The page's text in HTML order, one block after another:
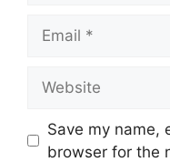
Save my name,
browser for the